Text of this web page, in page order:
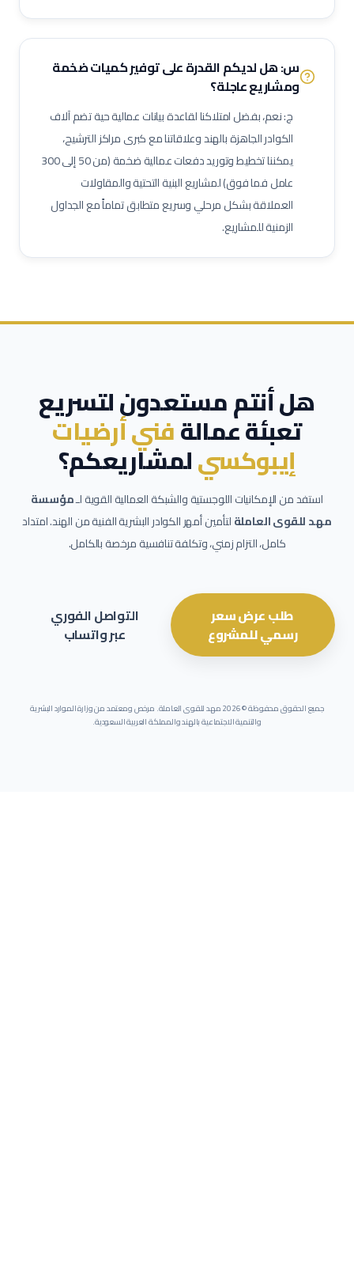
مهندس أجهزة دقيقة
فني صمامات
فني اختبار هيدروليكي
مشغل اختبارات أحمال
فني وصول بالحبال (Rope Access)
مهندس تشغيل وتدشين
كبير مهندسين بحريين
مدير مشاريع
مهندس موقع
مسؤول سلامة وصحة مهنية
حاسب كميات
طاهي / شيف محترف
مقدم طعام / ويتر
مشرف خدمات غرف
عامل نظافة تجارية عامل تعبئة وتغليف
س: هل لديكم القدرة على توفير كميات ضخمة
ومشاريع عاجلة؟
ج: نعم، بفضل امتلاكنا لقاعدة بيانات عمالية حية تضم آلاف
الكوادر الجاهزة بالهند وعلاقاتنا مع كبرى مراكز الترشيح،
يمكننا تخطيط وتوريد دفعات عمالية ضخمة (من 50 إلى 300
عامل فما فوق) لمشاريع البنية التحتية والمقاولات
العملاقة بشكل مرحلي وسريع متطابق تماماً مع الجداول
الزمنية للمشاريع.
هل أنتم مستعدون لتسريع
تعبئة عمالةفني أرضيات
إيبوكسيلمشاريعكم؟
استفد من الإمكانيات اللوجستية والشبكة العمالية القوية لـمؤسسة
مهد للقوى العاملةلتأمين أمهر الكوادر البشرية الفنية من الهند. امتداد
كامل، التزام زمني، وتكلفة تنافسية مرخصة بالكامل.
طلب عرض سعر
رسمي للمشروع
التواصل الفوري
عبر واتساب
جميع الحقوق محفوظة ©2026مهد للقوى العاملة. مرخص ومعتمد من وزارة الموارد البشرية
والتنمية الاجتماعية بالهند والمملكة العربية السعودية.